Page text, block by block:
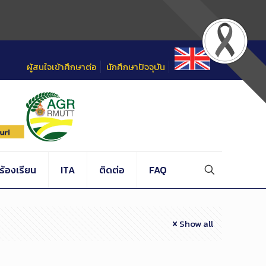
ผู้สนใจเข้าศึกษาต่อ นักศึกษาปัจจุบัน
องเรียน ITA ติดต่อ FAQ
Show all